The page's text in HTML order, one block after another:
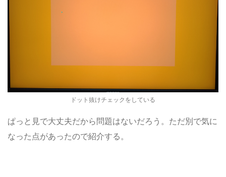
ドット抜けチェックをしている
ぱっと見で大丈夫だから問題はないだろう。ただ別で気に
なった点があったので紹介する。